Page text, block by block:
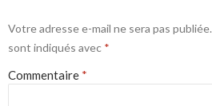
Votre adresse e-mail ne sera pas publiée.
sont indiqués avec *
Commentaire *